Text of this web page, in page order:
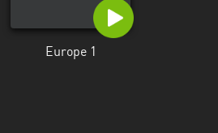
Europe 1